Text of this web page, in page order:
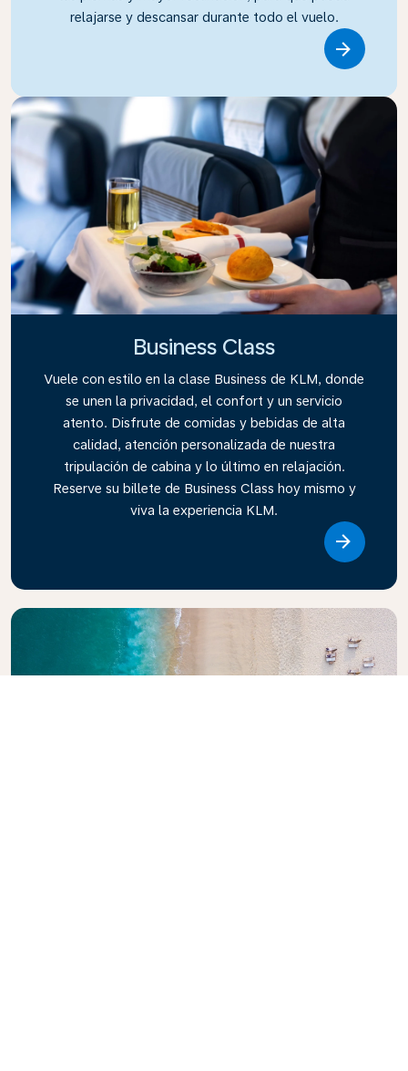
relajarse y descansar durante todo el vuelo.
Business Class
Vuele con estilo en la clase Business de KLM, donde
se unen la privacidad, el confort y un servicio
atento. Disfrute de comidas y bebidas de alta
calidad, atención personalizada de nuestra
tripulación de cabina y lo último en relajación.
Reserve su billete de Business Class hoy mismo y
viva la experiencia KLM.